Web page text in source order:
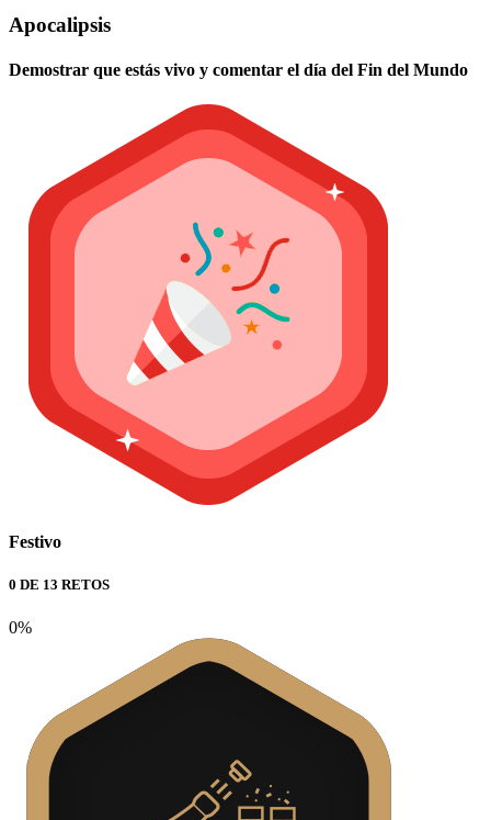
Apocalipsis
Demostrar que estás vivo y comentar el día del Fin del Mundo
Festivo
0 DE 13 RETOS
0%